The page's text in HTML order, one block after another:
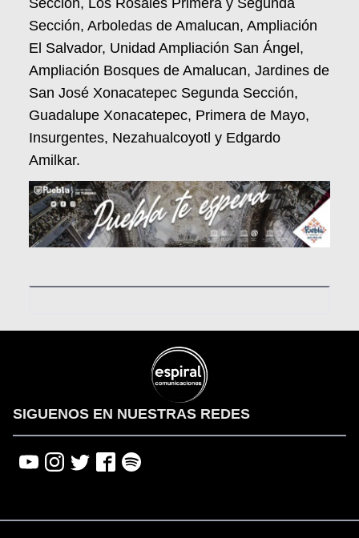
Sección, Arboledas de Amalucan, Ampliación
El Salvador, Unidad Ampliación San Ángel,
Ampliación Bosques de Amalucan, Jardines de
San José Xonacatepec Segunda Sección,
Guadalupe Xonacatepec, Primera de Mayo,
Insurgentes, Nezahualcoyotl y Edgardo
Amilkar.
SIGUENOS EN NUESTRAS REDES